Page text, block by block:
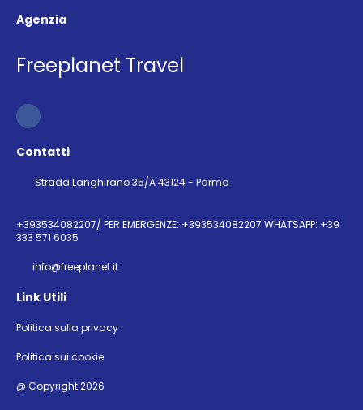
Agenzia
Freeplanet Travel
Contatti
Strada Langhirano 35/A 43124 - Parma
+393534082207/ PER EMERGENZE: +393534082207 WHATSAPP: +39
333 571 6035
info@freeplanet.it
Link Utili
Politica sulla privacy
Politica sui cookie
@ Copyright 2026